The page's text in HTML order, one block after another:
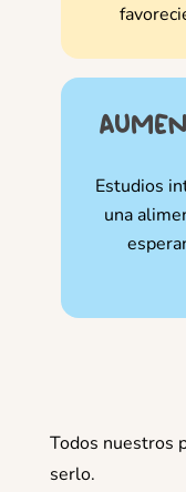
Estudios
una
Todos nuestros
serlo.